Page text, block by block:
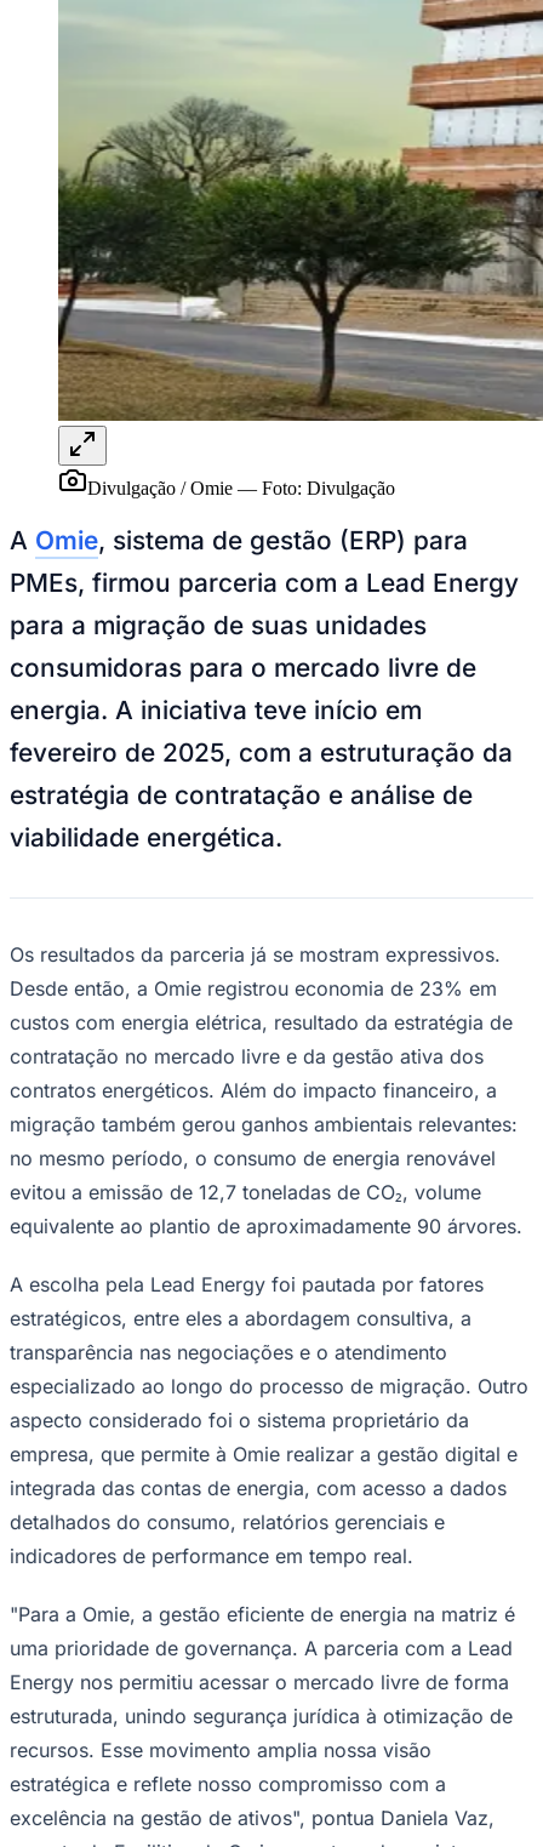
Juventude
Ceará
Divulgação / Omie — Foto: Divulgação
A Omie, sistema de gestão (ERP) para
PMEs, firmou parceria com a Lead Energy
para a migração de suas unidades
consumidoras para o mercado livre de
energia. A iniciativa teve início em
fevereiro de 2025, com a estruturação da
estratégia de contratação e análise de
viabilidade energética.
Os resultados da parceria já se mostram expressivos.
Desde então, a Omie registrou economia de 23% em
custos com energia elétrica, resultado da estratégia de
contratação no mercado livre e da gestão ativa dos
contratos energéticos. Além do impacto financeiro, a
migração também gerou ganhos ambientais relevantes:
no mesmo período, o consumo de energia renovável
evitou a emissão de 12,7 toneladas de CO₂, volume
equivalente ao plantio de aproximadamente 90 árvores.
A escolha pela Lead Energy foi pautada por fatores
estratégicos, entre eles a abordagem consultiva, a
transparência nas negociações e o atendimento
especializado ao longo do processo de migração. Outro
aspecto considerado foi o sistema proprietário da
empresa, que permite à Omie realizar a gestão digital e
integrada das contas de energia, com acesso a dados
detalhados do consumo, relatórios gerenciais e
indicadores de performance em tempo real.
"Para a Omie, a gestão eficiente de energia na matriz é
uma prioridade de governança. A parceria com a Lead
Energy nos permitiu acessar o mercado livre de forma
estruturada, unindo segurança jurídica à otimização de
recursos. Esse movimento amplia nossa visão
estratégica e reflete nosso compromisso com a
excelência na gestão de ativos", pontua Daniela Vaz,